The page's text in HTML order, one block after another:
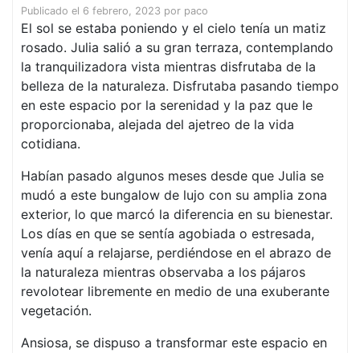
Publicado el 6 febrero, 2023 por paco
El sol se estaba poniendo y el cielo tenía un matiz
rosado. Julia salió a su gran terraza, contemplando
la tranquilizadora vista mientras disfrutaba de la
belleza de la naturaleza. Disfrutaba pasando tiempo
en este espacio por la serenidad y la paz que le
proporcionaba, alejada del ajetreo de la vida
cotidiana.
Habían pasado algunos meses desde que Julia se
mudó a este bungalow de lujo con su amplia zona
exterior, lo que marcó la diferencia en su bienestar.
Los días en que se sentía agobiada o estresada,
venía aquí a relajarse, perdiéndose en el abrazo de
la naturaleza mientras observaba a los pájaros
revolotear libremente en medio de una exuberante
vegetación.
Ansiosa, se dispuso a transformar este espacio en